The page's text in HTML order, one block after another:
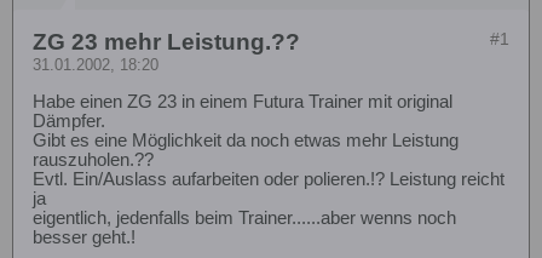
#1
ZG 23 mehr Leistung.??
31.01.2002, 18:20
Habe einen ZG 23 in einem Futura Trainer mit original
Dämpfer.
Gibt es eine Möglichkeit da noch etwas mehr Leistung
rauszuholen.??
Evtl. Ein/Auslass aufarbeiten oder polieren.!? Leistung reicht
ja
eigentlich, jedenfalls beim Trainer......aber wenns noch
besser geht.!